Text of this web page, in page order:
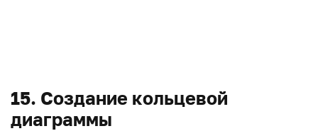
15. Создание кольцевой
диаграммы